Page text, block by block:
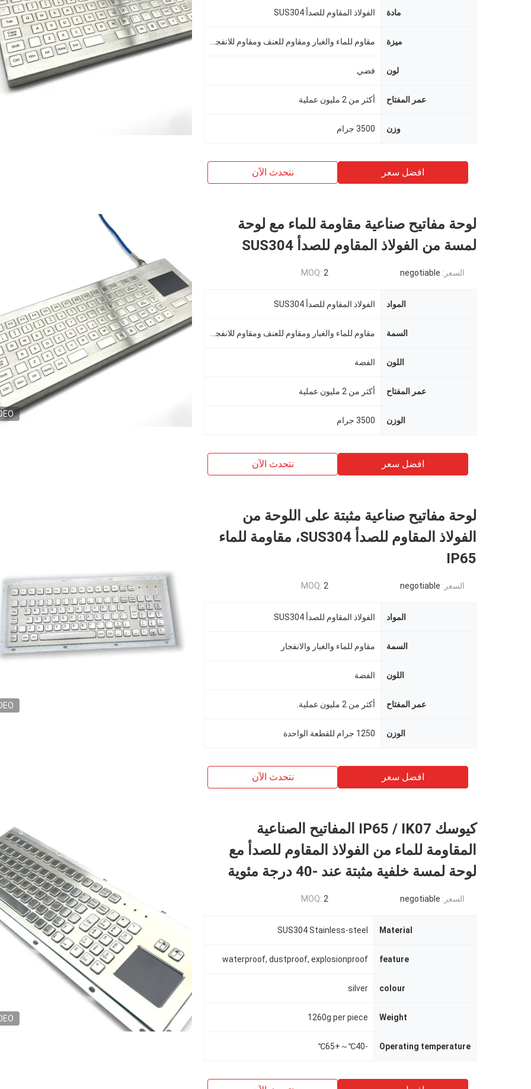
مادة الفولاذ المقاوم للصدأ SUS304
ميزة
لون فضي
عمر المفتاح أكثر من 2 مليون عملية
وزن 3500 جرام
افضل سعر نتحدث الآن
لوحة مفاتيح صناعية مقاومة للماء مع لوحة
لمسة من الفولاذ المقاوم للصدأ SUS304
السعر: negotiable
MOQ: 2
المواد الفولاذ المقاوم للصدأ SUS304
السمة
اللون الفضة
عمر المفتاح أكثر من 2 مليون عملية
الوزن 3500 جرام
افضل سعر نتحدث الآن
لوحة مفاتيح صناعية مثبتة على اللوحة من
الفولاذ المقاوم للصدأ SUS304، مقاومة للماء
IP65
السعر: negotiable
MOQ: 2
المواد الفولاذ المقاوم للصدأ SUS304
السمة مقاوم للماء والغبار والانفجار
اللون الفضة
عمر المفتاح أكثر من 2 مليون عملية.
الوزن 1250 جرام للقطعة الواحدة
افضل سعر نتحدث الآن
كيوسك IP65 / IK07 المفاتيح الصناعية
المقاومة للماء من الفولاذ المقاوم للصدأ مع
لوحة لمسة خلفية مثبتة عند -40 درجة مئوية
السعر: negotiable
MOQ: 2
Material
SUS304 Stainless-steel
feature
waterproof, dustproof, explosionproof
colour
silver
Weight
1260g per piece
Operating temperature
-40℃～+65℃